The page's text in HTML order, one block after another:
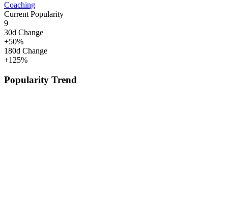
Coaching
Current Popularity
9
30d Change
+50%
180d Change
+125%
Popularity Trend